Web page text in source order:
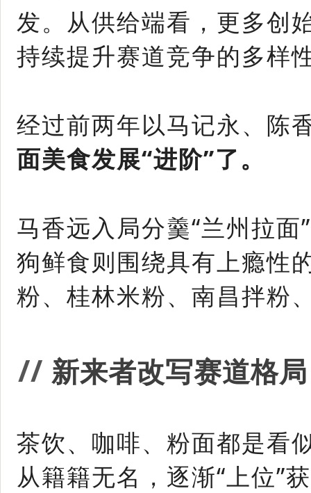
发。从供给端看，更多创
持续提升赛道竞争的多样
经过前两年以马记永、陈
面美食发展“进阶”了。
马香远入局分羹“兰州拉
狗鲜食则围绕具有上瘾性
粉、桂林米粉、南昌拌粉
// 新来者改写赛道格局
茶饮、咖啡、粉面都是看
从籍籍无名，逐渐“上位”